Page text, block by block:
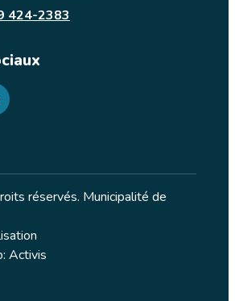
424-2383
réservés. Municipalité de
Activis